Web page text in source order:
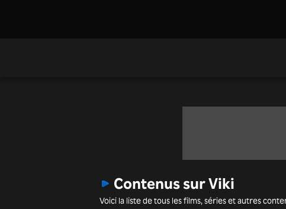
Contenus sur Viki
Voici la liste de tous les films, séries et autres